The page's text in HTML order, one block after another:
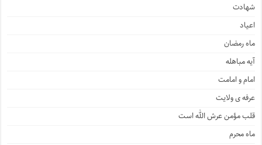
شهادت
اعیاد
ماه رمضان
آیه مباهله
امام و امامت
عرفه ی ولایت
قلب مؤمن عرش الله است
ماه محرم